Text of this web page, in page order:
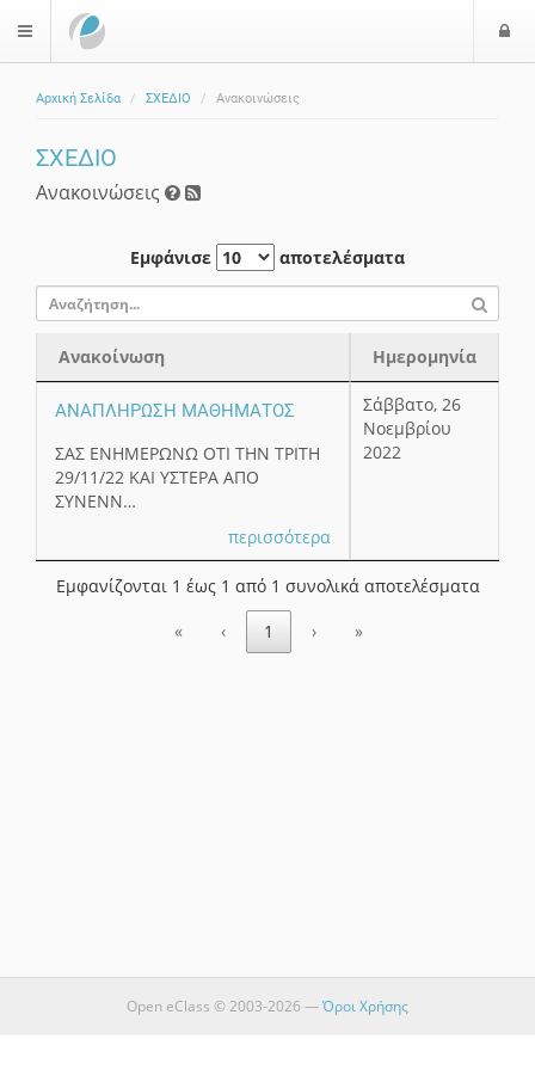
$langMenu
Αρχική Σελίδα ΣΧΕΔΙΟ Ανακοινώσεις
ΣΧΕΔΙΟ
Ανακοινώσεις
Εμφάνισε αποτελέσματα
Ανακοίνωση
Ημερομηνία
Ημερομηνία
ΑΝΑΠΛΗΡΩΣΗ ΜΑΘΗΜΑΤΟΣ
ΣΑΣ ΕΝΗΜΕΡΩΝΩ ΟΤΙ ΤΗΝ ΤΡΙΤΗ
29/11/22 ΚΑΙ ΥΣΤΕΡΑ ΑΠΟ
ΣΥΝΕΝΝ…
περισσότερα
Σάββατο, 26
Νοεμβρίου
2022
Εμφανίζονται 1 έως 1 από 1 συνολικά αποτελέσματα
« ‹ 1 › »
Open eClass © 2003-2026 —Όροι Χρήσης